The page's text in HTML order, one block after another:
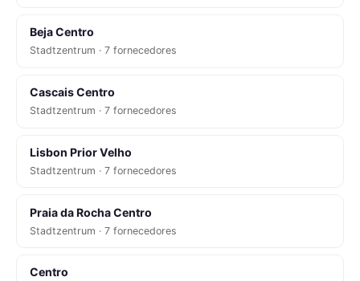
Beja Centro
Stadtzentrum · 7 fornecedores
Cascais Centro
Stadtzentrum · 7 fornecedores
Lisbon Prior Velho
Stadtzentrum · 7 fornecedores
Praia da Rocha Centro
Stadtzentrum · 7 fornecedores
Centro